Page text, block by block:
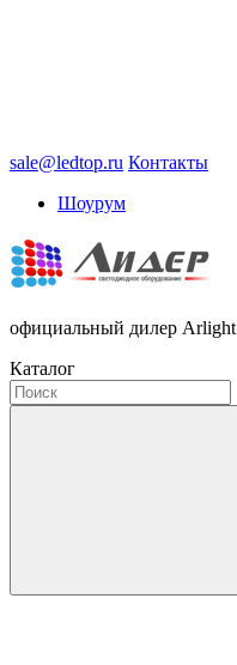
sale@ledtop.ru Контакты
Шоурум
официальный дилер Arlight
Каталог